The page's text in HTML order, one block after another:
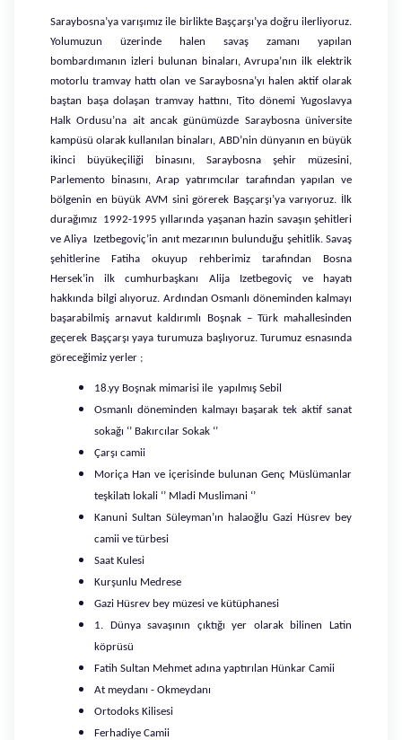
Saraybosna’ya varışımız ile birlikte Başçarşı’ya doğru ilerliyoruz.
Yolumuzun üzerinde halen savaş zamanı yapılan
bombardımanın izleri bulunan binaları, Avrupa’nın ilk elektrik
motorlu tramvay hattı olan ve Saraybosna’yı halen aktif olarak
baştan başa dolaşan tramvay hattını, Tito dönemi Yugoslavya
Halk Ordusu’na ait ancak günümüzde Saraybosna üniversite
kampüsü olarak kullanılan binaları, ABD’nin dünyanın en büyük
ikinci büyükeçiliği binasını, Saraybosna şehir müzesini,
Parlemento binasını, Arap yatırımcılar tarafından yapılan ve
bölgenin en büyük AVM sini görerek Başçarşı’ya varıyoruz. İlk
durağımız 1992-1995 yıllarında yaşanan hazin savaşın şehitleri
ve Aliya Izetbegoviç’in anıt mezarının bulunduğu şehitlik. Savaş
şehitlerine Fatiha okuyup rehberimiz tarafından Bosna
Hersek’in ilk cumhurbaşkanı Alija Izetbegoviç ve hayatı
hakkında bilgi alıyoruz. Ardından Osmanlı döneminden kalmayı
başarabilmiş arnavut kaldırımlı Boşnak – Türk mahallesinden
geçerek Başçarşı yaya turumuza başlıyoruz. Turumuz esnasında
göreceğimiz yerler ;
18.yy Boşnak mimarisi ile yapılmış Sebil
Osmanlı döneminden kalmayı başarak tek aktif sanat
sokağı ‘’ Bakırcılar Sokak ‘’
Çarşı camii
Moriça Han ve içerisinde bulunan Genç Müslümanlar
teşkilatı lokali ‘’ Mladi Muslimani ‘’
Kanuni Sultan Süleyman’ın halaoğlu Gazi Hüsrev bey
camii ve türbesi
Saat Kulesi
Kurşunlu Medrese
Gazi Hüsrev bey müzesi ve kütüphanesi
1. Dünya savaşının çıktığı yer olarak bilinen Latin
köprüsü
Fatih Sultan Mehmet adına yaptırılan Hünkar Camii
At meydanı - Okmeydanı
Ortodoks Kilisesi
Ferhadiye Camii